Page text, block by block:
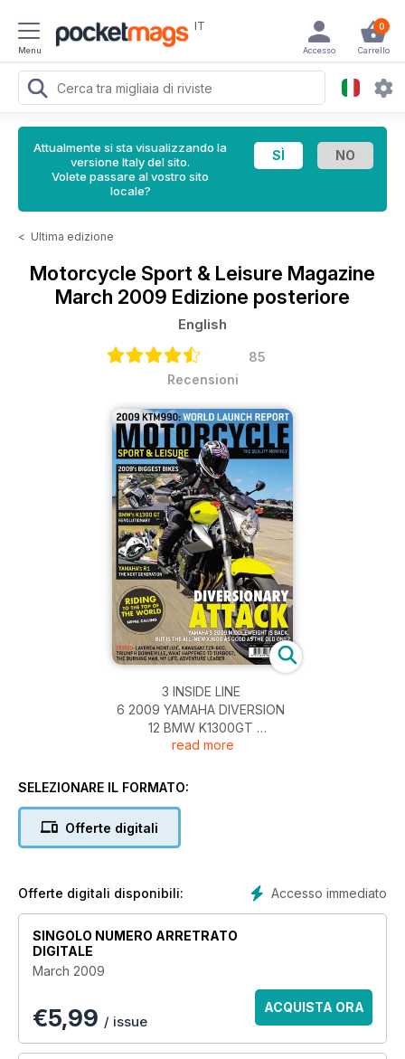
Menu
IT 0
Carrello
Accesso
Attualmente si sta visualizzando la
versione Italy del sito.
Volete passare al vostro sito
locale?
< Ultima edizione
Motorcycle Sport & Leisure Magazine
March 2009 Edizione posteriore
English
85
Recensioni
3 INSIDE LINE
6 2009 YAMAHA DIVERSION
12 BMW K1300GT
18 YAMAHA R1
28 NEWS
38 PRODUCTS
58 BMW K1300R
70 ICON: SPEED TRIPLE
82 ON TOP OF THE WORLD
90 BUSTING THE GLOBE
read more
SELEZIONARE IL FORMATO:
Offerte digitali
Accesso immediato
Offerte digitali disponibili:
SINGOLO NUMERO ARRETRATO
DIGITALE
March 2009
€5,99 / issue
ACQUISTA ORA